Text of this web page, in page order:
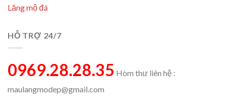
Lăng mộ đá
HỖ TRỢ 24/7
0969.28.28.35 Hòm thư liên hệ :
maulangmodep@gmail.com